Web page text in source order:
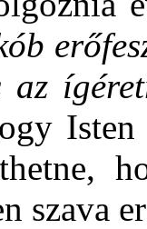
az
szava